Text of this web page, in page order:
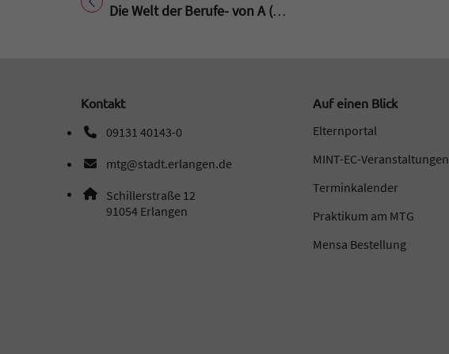
Titel für Beitrag
Die Welt der Berufe- von A (Airbuspilot) bis Z (Zahnarzt) – am MTG
Kontakt
09131 40143-0
Telefonnummer: 0 9 1 3 1 4 0 1 4 3 0
mtg@stadt.erlangen.de
E-Mail Adresse: mtg@stadt.erlangen.de
Adresse:
Schillerstraße 12
91054 , 9 1 0 5 4
Erlangen
Auf einen Blick
Elternportal
MINT-EC-Veranstaltungen
Terminkalender
Praktikum am MTG
Mensa Bestellung